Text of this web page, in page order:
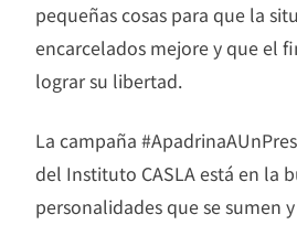
pequeñas cosas para que la
encarcelados mejore y que el
lograr su libertad.
La campaña
del Instituto CASLA está en la
personalidades que se sumen